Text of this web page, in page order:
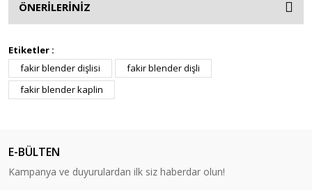
ÖNERİLERİNİZ
Etiketler :
fakir blender dişlisi
fakir blender dişli
fakir blender kaplin
E-BÜLTEN
Kampanya ve duyurulardan ilk siz haberdar olun!